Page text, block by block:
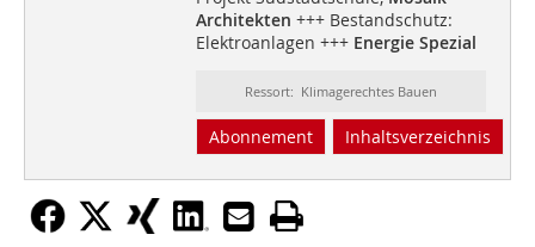
Architekten +++ Bestandschutz:
Elektroanlagen +++ Energie Spezial
Ressort: Klimagerechtes Bauen
Abonnement Inhaltsverzeichnis